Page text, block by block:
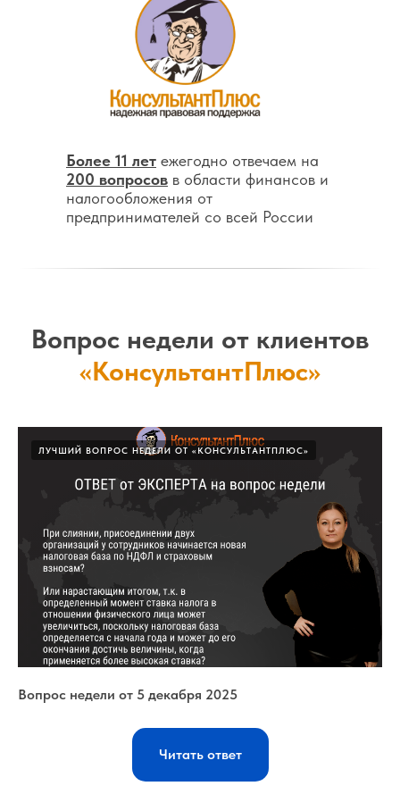
Более 11 лет ежегодно отвечаем на
200 вопросов в области финансов и
налогообложения от
предпринимателей со всей России
Вопрос недели от клиентов
«КонсультантПлюс»
ЛУЧШИЙ ВОПРОС НЕДЕЛИ ОТ «КОНСУЛЬТАНТПЛЮС»
Вопрос недели от 5 декабря 2025
Читать ответ